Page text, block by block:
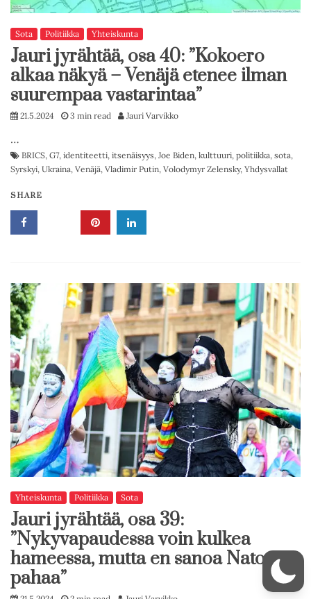
Sota Politiikka Yhteiskunta
Jauri jyrähtää, osa 40: ”Kokoero
alkaa näkyä – Venäjä etenee ilman
suurempaa vastarintaa”
21.5.2024 3 min read Jauri Varvikko
…
BRICS, G7, identiteetti, itsenäisyys, Joe Biden, kulttuuri, politiikka, sota,
Syrskyi, Ukraina, Venäjä, Vladimir Putin, Volodymyr Zelensky, Yhdysvallat
SHARE
Yhteiskunta Politiikka Sota
Jauri jyrähtää, osa 39:
”Nykyvapaudessa voin kulkea
hameessa, mutta en sanoa Natosta
pahaa”